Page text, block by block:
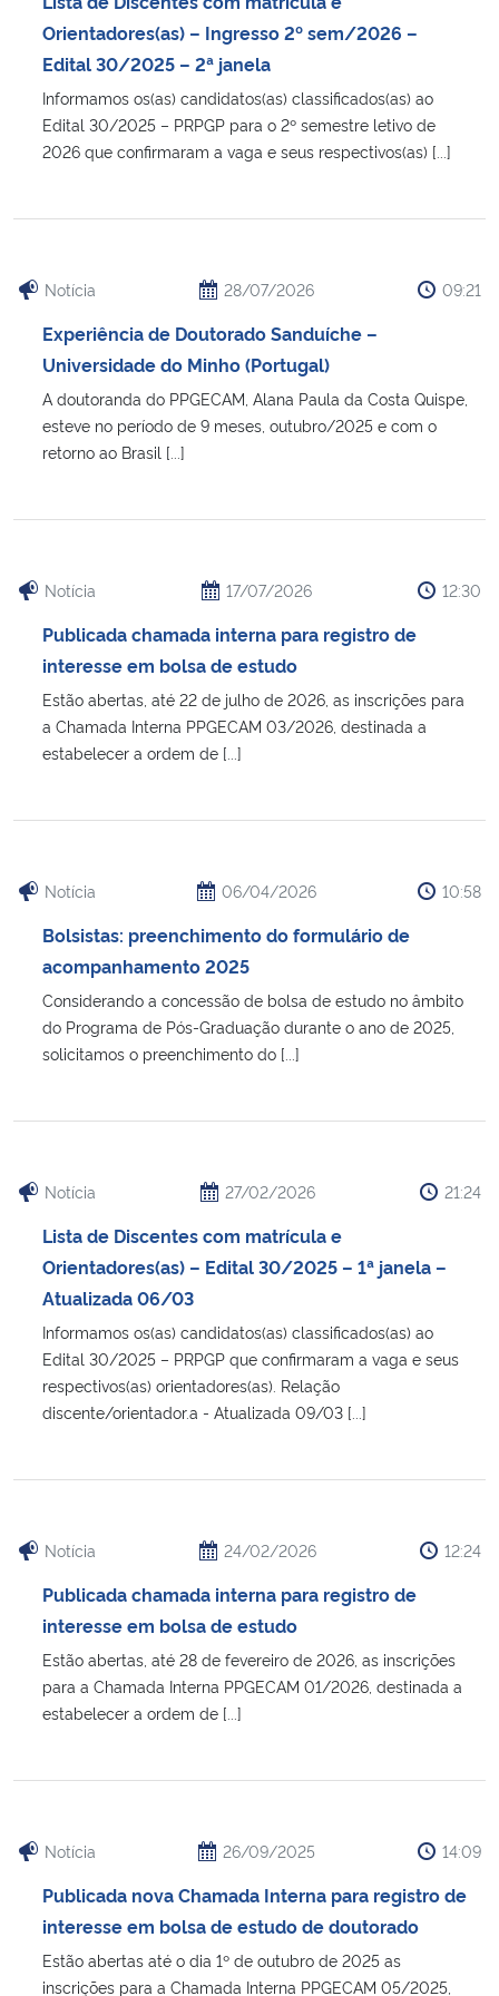
Ministério da Saúde
Ministério de Minas e Energia
Ministério do Desenvolvimento Regional
Controladoria-Geral da União
Gabinete de Segurança Institucional
Advocacia-Geral da União
Orientadores(as) – Ingresso 2º sem/2026 –
Edital 30/2025 – 2ª janela
Informamos os(as) candidatos(as) classificados(as) ao
Edital 30/2025 – PRPGP para o 2º semestre letivo de
2026 que confirmaram a vaga e seus respectivos(as) [...]
Notícia 28/07/2026 09:21
Experiência de Doutorado Sanduíche –
Universidade do Minho (Portugal)
A doutoranda do PPGECAM, Alana Paula da Costa Quispe,
esteve no período de 9 meses, outubro/2025 e com o
retorno ao Brasil [...]
Notícia 17/07/2026 12:30
Publicada chamada interna para registro de
interesse em bolsa de estudo
Estão abertas, até 22 de julho de 2026, as inscrições para
a Chamada Interna PPGECAM 03/2026, destinada a
estabelecer a ordem de [...]
Notícia 06/04/2026 10:58
Bolsistas: preenchimento do formulário de
acompanhamento 2025
Considerando a concessão de bolsa de estudo no âmbito
do Programa de Pós-Graduação durante o ano de 2025,
solicitamos o preenchimento do [...]
Notícia 27/02/2026 21:24
Lista de Discentes com matrícula e
Orientadores(as) – Edital 30/2025 – 1ª janela –
Atualizada 06/03
Informamos os(as) candidatos(as) classificados(as) ao
Edital 30/2025 – PRPGP que confirmaram a vaga e seus
respectivos(as) orientadores(as). Relação
discente/orientador.a - Atualizada 09/03 [...]
Notícia 24/02/2026 12:24
Publicada chamada interna para registro de
interesse em bolsa de estudo
Estão abertas, até 28 de fevereiro de 2026, as inscrições
para a Chamada Interna PPGECAM 01/2026, destinada a
estabelecer a ordem de [...]
Notícia 26/09/2025 14:09
Publicada nova Chamada Interna para registro de
interesse em bolsa de estudo de doutorado
Estão abertas até o dia 1º de outubro de 2025 as
inscrições para a Chamada Interna PPGECAM 05/2025,